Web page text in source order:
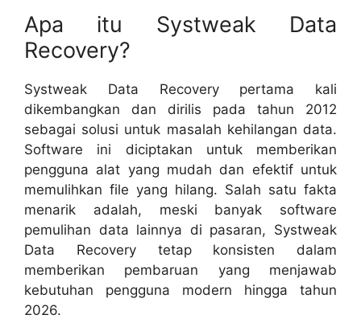
Apa itu Systweak Data
Recovery?
Systweak Data Recovery pertama kali
dikembangkan dan dirilis pada tahun 2012
sebagai solusi untuk masalah kehilangan data.
Software ini diciptakan untuk memberikan
pengguna alat yang mudah dan efektif untuk
memulihkan file yang hilang. Salah satu fakta
menarik adalah, meski banyak software
pemulihan data lainnya di pasaran, Systweak
Data Recovery tetap konsisten dalam
memberikan pembaruan yang menjawab
kebutuhan pengguna modern hingga tahun
2026.